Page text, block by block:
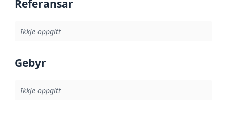
Referansar
Ikkje oppgitt
Gebyr
Ikkje oppgitt